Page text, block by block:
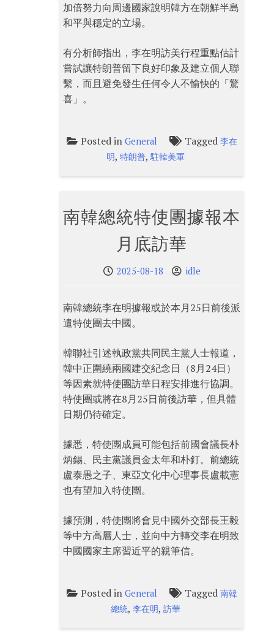
加倍努力向周邊國家說明韓方在朝鮮半島
和平與穩定的立場。
有分析師指出，李在明訪美行程重點估計
嘗試讓特朗普留下良好印象及建立個人聯
繫，而且避免發生任何令人不愉快的「驚
喜」。
Posted in General Tagged 李在
明,特朗普,駐韓美軍
南韓總統特使團據報本
月底訪華
2025-08-18 idle
南韓總統李在明據報或於本月25日前後派
遣特使團去中國。
韓聯社引述執政黨共同民主黨人士報道，
韓中正圍繞兩國建交紀念日（8月24日）
等因素就特使團訪華日程安排進行協調。
特使團或將在8月25日前後訪華，但具體
日期仍待確定。
據悉，特使團成員可能包括前國會議長朴
炳錫、民主黨議員金太年和朴釘。前總統
盧泰愚之子、東亞文化中心理事長盧載憲
也有望加入特使團。
據預測，特使團將會見中國外交部長王毅
等中方高層人士，並向中方轉交李在明致
中國國家主席習近平的親筆信。
Posted in General Tagged 南韓
總統,李在明,訪華